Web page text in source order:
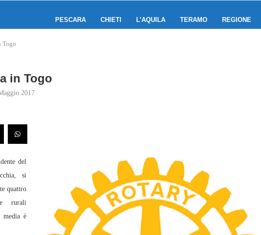
PESCARA CHIETI L’AQUILA TERAMO REGIONE
Togo
in Togo
2017
del
si
quattro
rurali
media è